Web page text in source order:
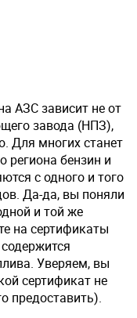
АЗС зависит не от
завода (НПЗ),
Для многих станет
региона бензин и
с одного и того
Да-да, вы поняли
и той же
на сертификаты
Уверяем, вы
сертификат не
предоставить).